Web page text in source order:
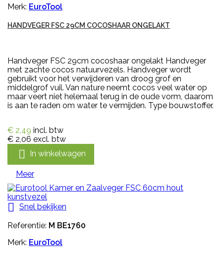
Merk: EuroTool
HANDVEGER FSC 29CM COCOSHAAR ONGELAKT
Handveger FSC 29cm cocoshaar ongelakt Handveger
met zachte cocos natuurvezels. Handveger wordt
gebruikt voor het verwijderen van droog grof en
middelgrof vuil. Van nature neemt cocos veel water op
maar veert niet helemaal terug in de oude vorm, daarom
is aan te raden om water te vermijden. Type bouwstoffer.
€ 2,49 incl. btw
€ 2,06 excl. btw
 In winkelwagen
Meer
 Snel bekijken
Referentie: M BE1760
Merk: EuroTool